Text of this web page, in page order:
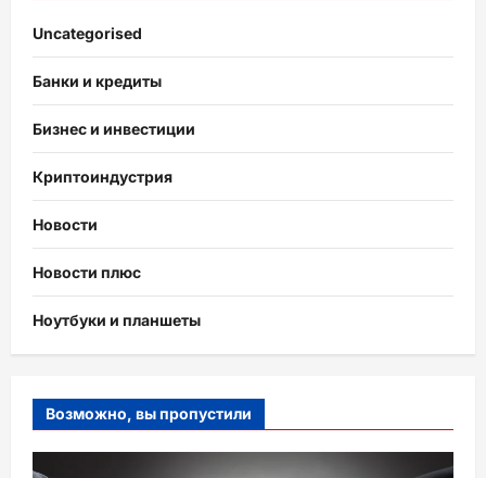
Uncategorised
Банки и кредиты
Бизнес и инвестиции
Криптоиндустрия
Новости
Новости плюс
Ноутбуки и планшеты
Возможно, вы пропустили